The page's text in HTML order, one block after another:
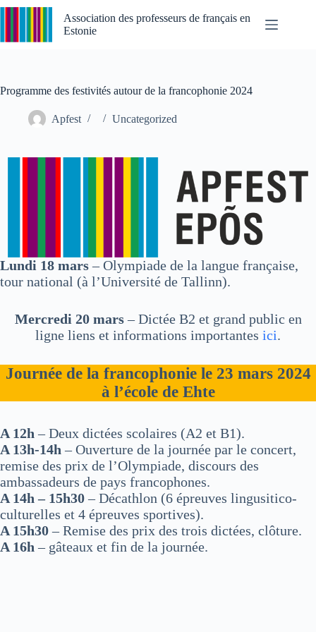
Passer
Association des professeurs de français en
Estonie
Programme des festivités autour de la francophonie 2024
Apfest Uncategorized
Lundi 18 mars– Olympiade de la langue française,
tour national (à l’Université de Tallinn).
Mercredi 20 mars– Dictée B2 et grand public en
ligne liens et informations importantes ici.
Journée de la francophonie le 23 mars 2024
à l’école de Ehte
A 12h – Deux dictées scolaires (A2 et B1).
A 13h-14h – Ouverture de la journée par le concert,
remise des prix de l’Olympiade, discours des
ambassadeurs de pays francophones.
A 14h – 15h30– Décathlon (6 épreuves lingusitico-
culturelles et 4 épreuves sportives).
A 15h30– Remise des prix des trois dictées, clôture.
A 16h – gâteaux et fin de la journée.